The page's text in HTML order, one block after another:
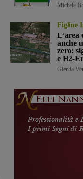
Michele
Figline
L’area
anche
zero:
e H2-
Glenda